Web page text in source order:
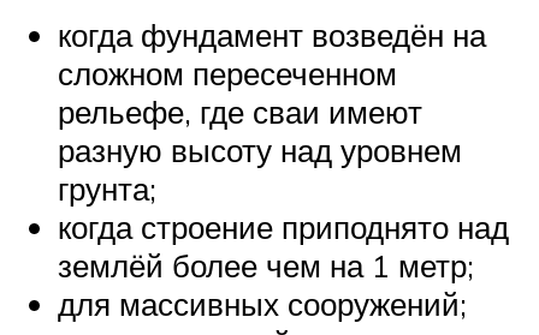
когда фундамент возведён на
сложном пересеченном
рельефе, где сваи имеют
разную высоту над уровнем
грунта;
когда строение приподнято над
землёй более чем на 1 метр;
для массивных сооружений;